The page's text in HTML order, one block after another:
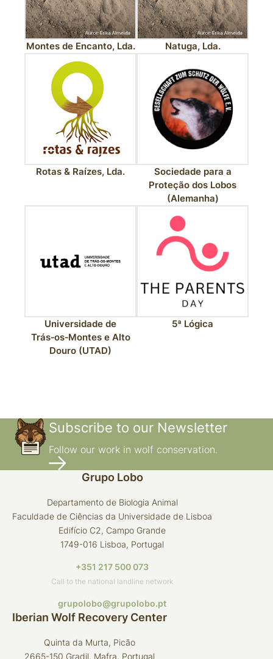
Montes de Encanto, Lda. Natuga, Lda.
Rotas & Raízes, Lda.
Sociedade para a
Proteção dos Lobos
(Alemanha)
Universidade de
Trás‑os‑Montes e Alto
Douro (UTAD)
5ª Lógica
Subscribe to our Newsletter
Follow our work in wolf conservation.
Grupo Lobo
Departamento de Biologia Animal
Faculdade de Ciências da Universidade de Lisboa
Edifício C2, Campo Grande
1749-016 Lisboa, Portugal
+351 217 500 073
Call to the national landline network
grupolobo@grupolobo.pt
Iberian Wolf Recovery Center
Quinta da Murta, Picão
2665-150 Gradil, Mafra, Portugal